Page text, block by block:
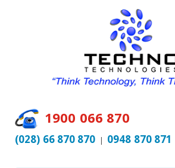
1900 066 870
(028) 66 870 870 | 0948 870 871